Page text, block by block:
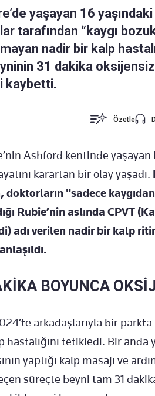
yaşayan 16
tarafından “kaygı
nadir bir kalp
31 dakika
kaybetti.
Özetle
Ashford kentinde yaşayan
karartan bir olay yaşadı.
doktorların "sadece
Rubie’nin aslında CPVT
adı verilen nadir bir kalp
BOYUNCA
arkadaşlarıyla bir
hastalığını tetikledi. Bir anda
yaptığı kalp masajı ve
süreçte beyni tam 31